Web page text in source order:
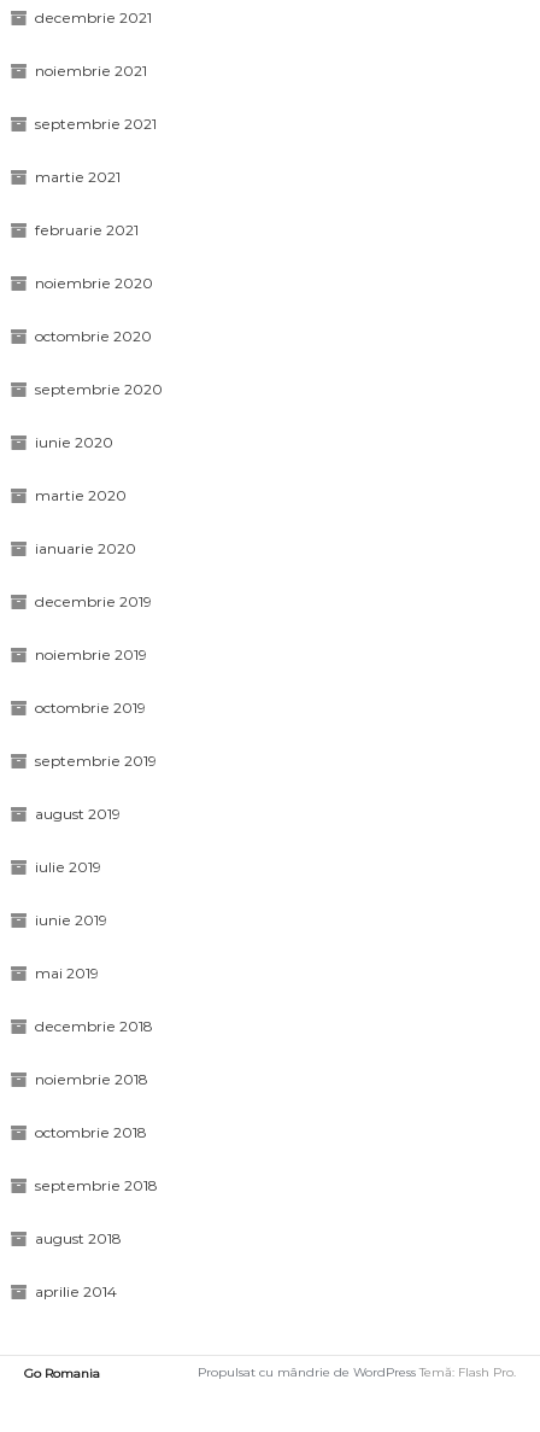
decembrie 2021
noiembrie 2021
septembrie 2021
martie 2021
februarie 2021
noiembrie 2020
octombrie 2020
septembrie 2020
iunie 2020
martie 2020
ianuarie 2020
decembrie 2019
noiembrie 2019
octombrie 2019
septembrie 2019
august 2019
iulie 2019
iunie 2019
mai 2019
decembrie 2018
noiembrie 2018
octombrie 2018
septembrie 2018
august 2018
aprilie 2014
Go Romania Propulsat cu mândrie de WordPressTemă: Flash Pro.